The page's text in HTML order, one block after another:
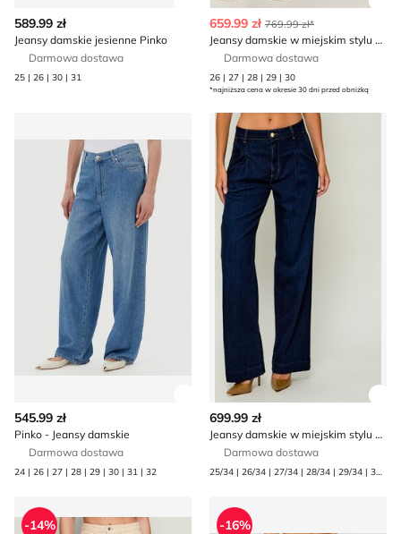
Zobacz szczegóły produktu
589.99 zł
Jeansy damskie jesienne Pinko
Darmowa dostawa
25 | 26 | 30 | 31
659.99 zł 769.99 zł*
Jeansy damskie w miejskim stylu A.P.C.
Darmowa dostawa
26 | 27 | 28 | 29 | 30
*najniższa cena w okresie 30 dni przed obniżką
Zobacz szczegóły produktu
545.99 zł
Pinko - Jeansy damskie
Darmowa dostawa
24 | 26 | 27 | 28 | 29 | 30 | 31 | 32
Jeansy damskie w miejskim
699.99 zł
Jeansy damskie w miejskim stylu Guess
Darmowa dostawa
25/34 | 26/34 | 27/34 | 28/34 | 29/34 | 30/34 | 31/34
Jeansy damskie na wiosnę Patrizia Pepe
-14%
Jeansy damskie Joop! Jeans
-16%